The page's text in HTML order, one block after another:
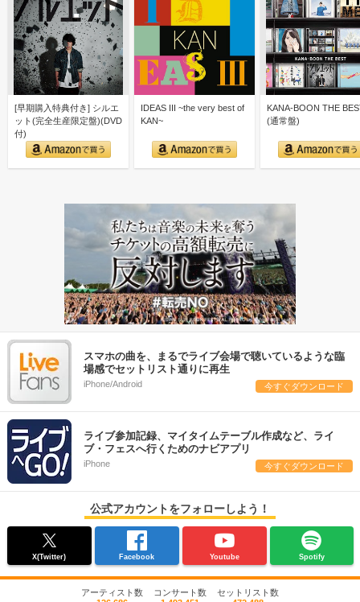
[早期購入特典付き] シルエ
ット(完全生産限定盤)(DVD
付)
IDEAS III ~the very best of
KAN~
KANA-BOON THE
(通常盤)
スマホの曲を、まるでライブ会場で聴いているような臨
場感でセットリスト通りに再生
iPhone/Android 今すぐダウンロード
ライブ参加記録、マイタイムテーブル作成など、ライ
ブ・フェスへ行くためのナビアプリ
iPhone 今すぐダウンロード
公式アカウントをフォローしよう！
X(Twitter) Facebook Youtube Spotify
アーティスト数
コンサート数
セットリスト数